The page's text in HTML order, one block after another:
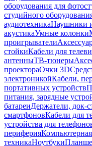
оборудования для
студийного
аудиотехникаНаушники
акустикаУмные колонки
проигрыватели
стойкиКабели для
антенныТВ-тюнеры
проектораОчки 3D
электроникойКабели,
портативных устройств
питания, зарядные
батареиДержатели, док-
смартфоновКабели для
устройства для
периферияКомпьютерная
техникаНоутбуки